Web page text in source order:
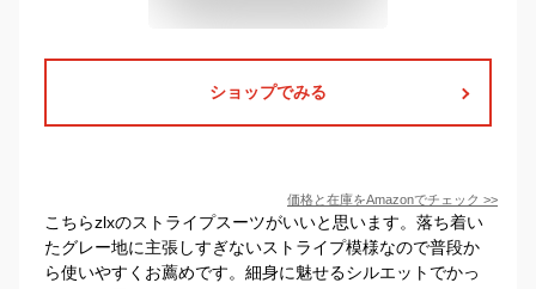
ショップでみる
価格と在庫をAmazonでチェック >>
こちらzlxのストライプスーツがいいと思います。落ち着い
たグレー地に主張しすぎないストライプ模様なので普段か
ら使いやすくお薦めです。細身に魅せるシルエットでかっ